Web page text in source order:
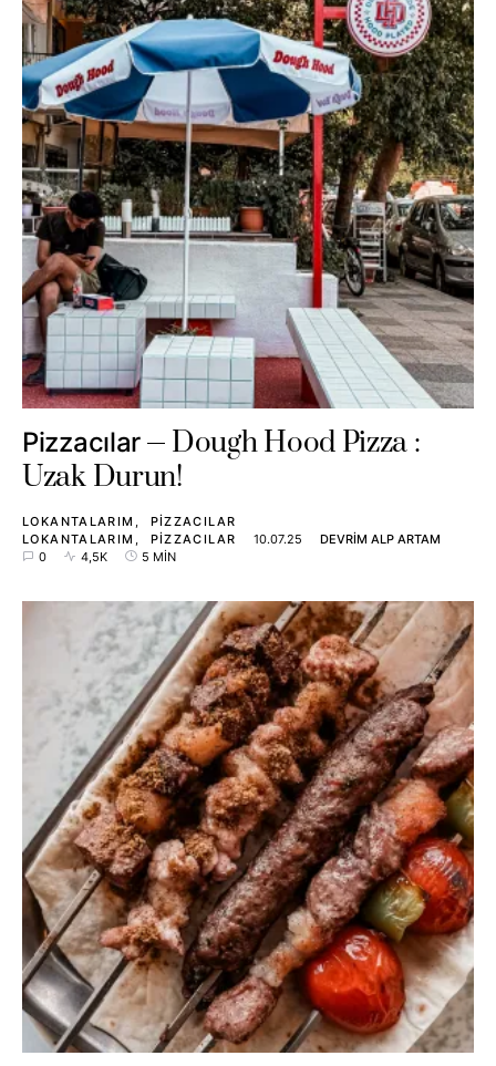
Pizzacılar
Dough Hood Pizza :
Uzak Durun!
LOKANTALARIM
PIZZACILAR
LOKANTALARIM
PIZZACILAR 10.07.25
DEVRIM ALP ARTAM
0
4,5K 5 MIN